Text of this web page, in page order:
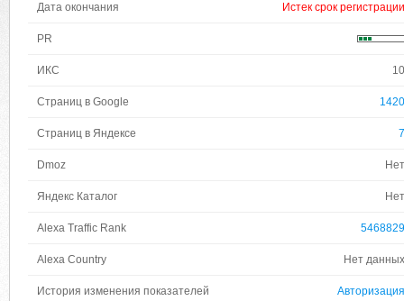
Дата окончания Истек срок регистрации
PR
ИКС 10
Страниц в Google 1420
Страниц в Яндексе 7
Dmoz Нет
Яндекс Каталог Нет
Alexa Traffic Rank 5468829
Alexa Country Нет данных
История изменения показателей Авторизация